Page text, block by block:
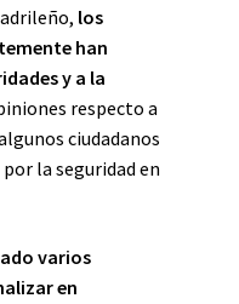
los
han
y a la
respecto a
ciudadanos
la seguridad en
varios
en